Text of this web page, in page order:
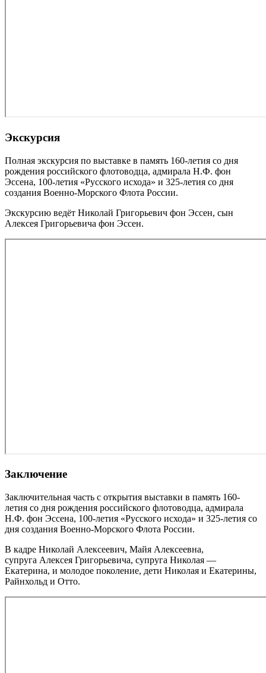
Экскурсия
Полная экскурсия по выставке в память 160-летия со дня
рождения российского флотоводца, адмирала Н.Ф. фон
Эссена, 100-летия «Русского исхода» и 325-летия со дня
создания Военно-Морского Флота России.
Экскурсию ведёт Николай Григорьевич фон Эссен, сын
Алексея Григорьевича фон Эссен.
Заключение
Заключительная часть с открытия выставки в память 160-
летия со дня рождения российского флотоводца, адмирала
Н.Ф. фон Эссена, 100-летия «Русского исхода» и 325-летия со
дня создания Военно-Морского Флота России.
В кадре Николай Алексеевич, Майя Алексеевна,
супруга Алексея Григорьевича, супруга Николая —
Екатерина, и молодое поколение, дети Николая и Екатерины,
Райнхольд и Отто.